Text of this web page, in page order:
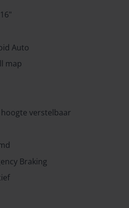
Auto
map
verstelbaar
Braking